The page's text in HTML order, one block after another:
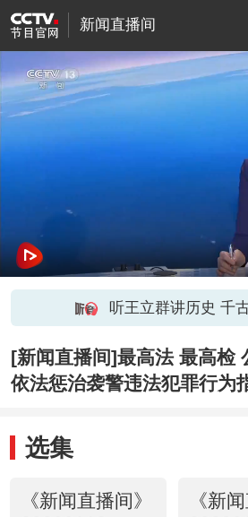
新闻直播间
听王立群讲历史 千
[新闻直播间]最高法 最高检
依法惩治袭警违法犯罪行为
选集
《新闻直播间》
《新